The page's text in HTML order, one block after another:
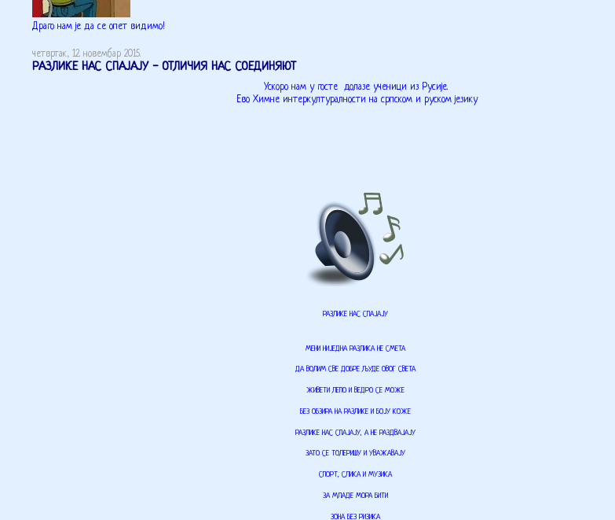
Драго нам је да се опет видимо!
четвртак, 12. новембар 2015.
РАЗЛИКЕ НАС СПАЈАЈУ - ОТЛИЧИЯ НАС СОЕДИНЯЮТ
Ускоро нам у госте долазе ученици из Русије.
Ево Химне интеркултуралности на српском и руском језику
РАЗЛИКЕ НАС СПАЈАЈУ
МЕНИ НИЈЕДНА РАЗЛИКА НЕ СМЕТА
ДА ВОЛИМ СВЕ ДОБРЕ ЉУДЕ ОВОГ СВЕТА
ЖИВЕТИ ЛЕПО И ВЕДРО СЕ МОЖЕ
БЕЗ ОБЗИРА НА РАЗЛИКЕ И БОЈУ КОЖЕ
РАЗЛИКЕ НАС СПАЈАЈУ, А НЕ РАЗДВАЈАЈУ
ЗАТО СЕ ТОЛЕРИШУ И УВАЖАВАЈУ
СПОРТ, СЛИКА И МУЗИКА
ЗА МЛАДЕ МОРА БИТИ
ЗОНА БЕЗ РИЗИКА